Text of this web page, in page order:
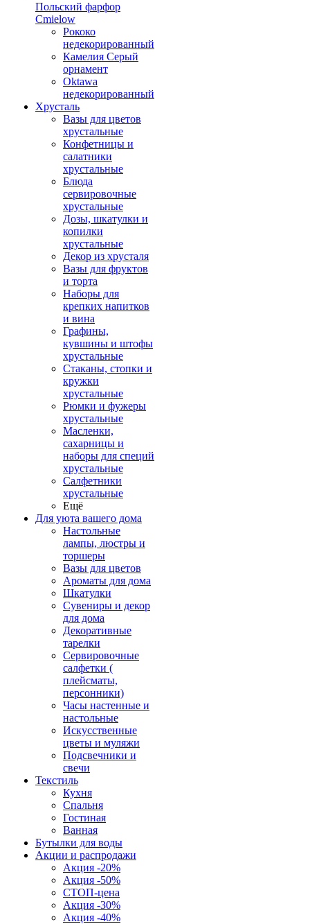
Польский фарфор
Сmielow
Рококо
недекорированный
Камелия Серый
орнамент
Oktawa
недекорированный
Хрусталь
Вазы для цветов
хрустальные
Конфетницы и
салатники
хрустальные
Блюда
сервировочные
хрустальные
Дозы, шкатулки и
копилки
хрустальные
Декор из хрусталя
Вазы для фруктов
и торта
Наборы для
крепких напитков
и вина
Графины,
кувшины и штофы
хрустальные
Стаканы, стопки и
кружки
хрустальные
Рюмки и фужеры
хрустальные
Масленки,
сахарницы и
наборы для специй
хрустальные
Салфетники
хрустальные
Ещё
Для уюта вашего дома
Настольные
лампы, люстры и
торшеры
Вазы для цветов
Ароматы для дома
Шкатулки
Сувениры и декор
для дома
Декоративные
тарелки
Сервировочные
салфетки (
плейсматы,
персонники)
Часы настенные и
настольные
Искусственные
цветы и муляжи
Подсвечники и
свечи
Текстиль
Кухня
Спальня
Гостиная
Ванная
Бутылки для воды
Акции и распродажи
Акция -20%
Акция -50%
СТОП-цена
Акция -30%
Акция -40%